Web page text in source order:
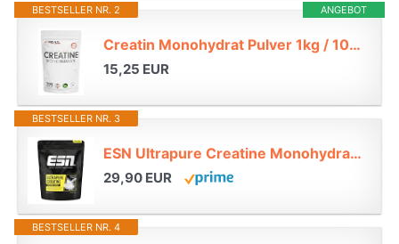
ANGEBOT
BESTSELLER NR. 2
Creatin Monohydrat Pulver 1kg / 1000g reines Kreatin Monohydrat in mikronisierter Qualität - Creatine-Monohydrate mit 3000 mg Creatine pro Tag - Creatin-Pulver 100% vegan - Vorrat für 292 Tage*
15,25 EUR
BESTSELLER NR. 3
ESN Ultrapure Creatine Monohydrate - geschmacksneutral und vegan - 500 g*
29,90 EUR
BESTSELLER NR. 4